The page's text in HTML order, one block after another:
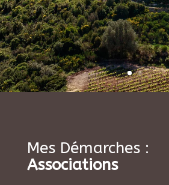
Mes Démarches :
Associations